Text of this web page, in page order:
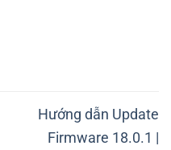
Hướng dẫn Update
Firmware 18.0.1 |